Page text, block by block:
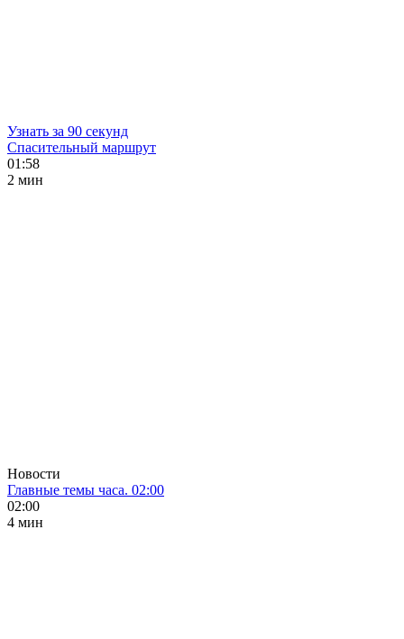
Узнать за 90 секунд
Спасительный маршрут
01:58
2 мин
Новости
Главные темы часа. 02:00
02:00
4 мин